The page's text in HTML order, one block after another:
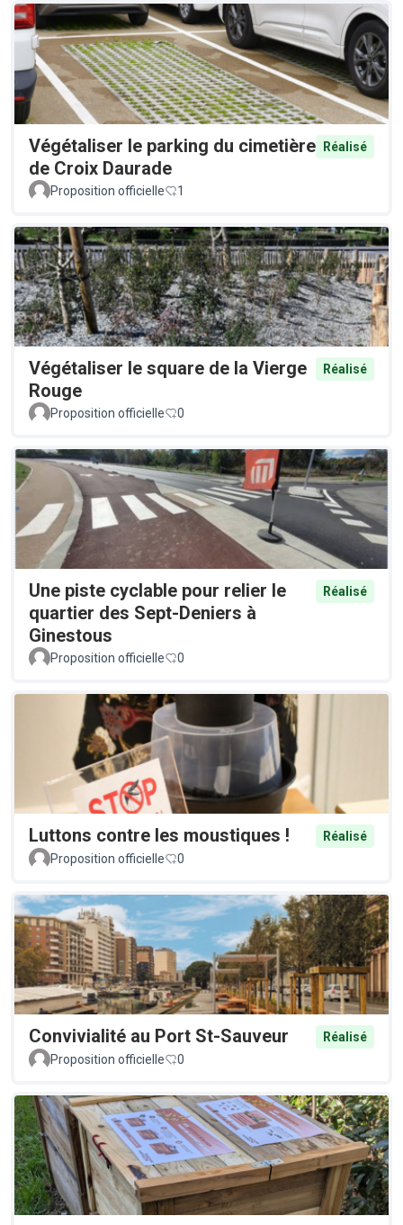
Végétaliser le parking du cimetière
de Croix Daurade
Réalisé
Proposition officielle 1
Végétaliser le square de la Vierge
Rouge
Réalisé
Proposition officielle 0
Une piste cyclable pour relier le
quartier des Sept-Deniers à
Ginestous
Réalisé
Proposition officielle 0
Luttons contre les moustiques !
Réalisé
Proposition officielle
0
Convivialité au Port St-Sauveur
Réalisé
Proposition officielle
0